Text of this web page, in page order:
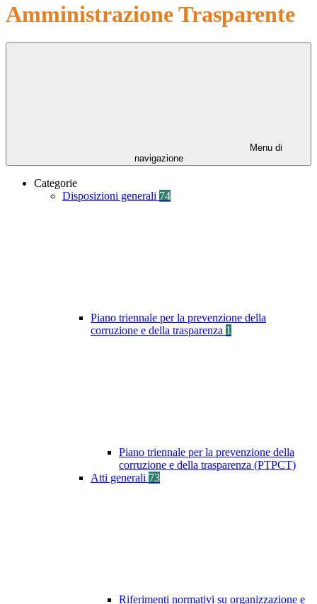
Amministrazione Trasparente
Menu di
navigazione
Categorie
Disposizioni generali 74
Piano triennale per la prevenzione della
corruzione e della trasparenza 1
Piano triennale per la prevenzione della
corruzione e della trasparenza (PTPCT)
Atti generali 73
Riferimenti normativi su organizzazione e